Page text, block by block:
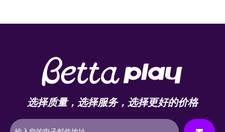
选择质量，选择服务，选择更好的价格